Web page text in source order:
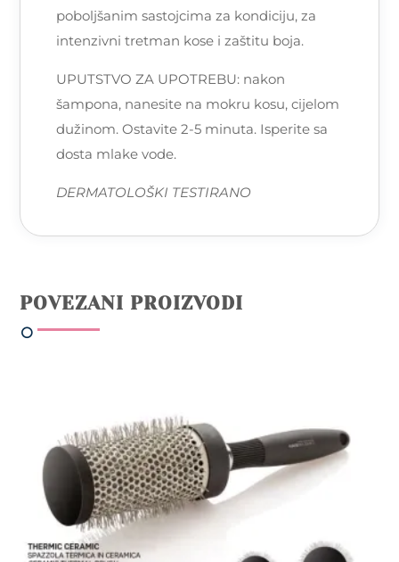
poboljšanim sastojcima za kondiciju, za
intenzivni tretman kose i zaštitu boja.
UPUTSTVO ZA UPOTREBU: nakon
šampona, nanesite na mokru kosu, cijelom
dužinom. Ostavite 2-5 minuta. Isperite sa
dosta mlake vode.
DERMATOLOŠKI TESTIRANO
POVEZANI PROIZVODI